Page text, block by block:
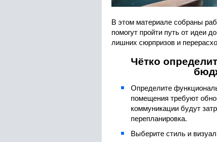
В этом материале собраны
помогут пройти путь от идеи
лишних сюрпризов и
Чётко
Определите
помещения требуют
коммуникации будут
перепланировка.
Выберите стиль и